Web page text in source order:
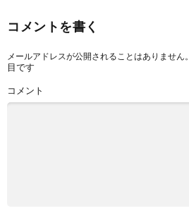
コメントを書く
メールアドレスが公開されることはありません。
目です
コメント